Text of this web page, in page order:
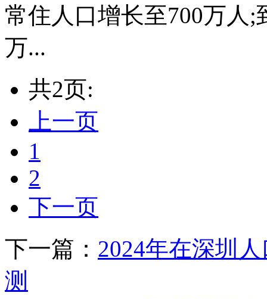
常住人口增长至700万人;
万...
共2页:
上一页
1
2
下一页
下一篇： 2024年在深圳
测